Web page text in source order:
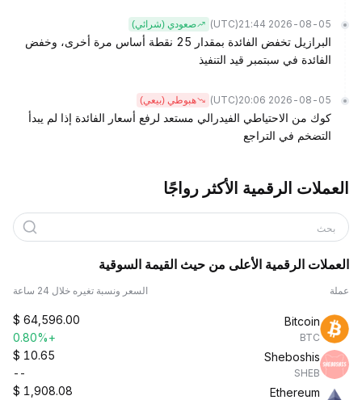
2026-08-05 21:44
(UTC) صعودي (شرائي)
البرازيل تخفض الفائدة بمقدار 25 نقطة أساس مرة أخرى، وخفض
الفائدة في سبتمبر قيد التنفيذ
2026-08-05 20:06
(UTC) هبوطي (بيعي)
كوك من الاحتياطي الفيدرالي مستعد لرفع أسعار الفائدة إذا لم يبدأ
التضخم في التراجع
العملات الرقمية الأكثر رواجًا
بحث
العملات الرقمية الأعلى من حيث القيمة السوقية
عملة السعر ونسبة تغيره خلال 24 ساعة
Bitcoin
BTC
$ 64,596.00
+0.80%
Sheboshis
SHEB
$ 10.65
--
Ethereum
$ 1,908.08